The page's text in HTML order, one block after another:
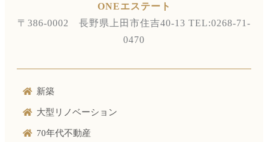
ONEエステート
〒386-0002 長野県上田市住吉40-13 TEL:0268-71-
0470
新築
大型リノベーション
70年代不動産